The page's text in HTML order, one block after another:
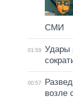
СМИ
01:59 Удары
00:57
возле